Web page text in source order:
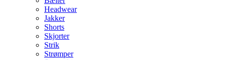
Headwear
Jakker
Shorts
Skjorter
Strik
Strømper